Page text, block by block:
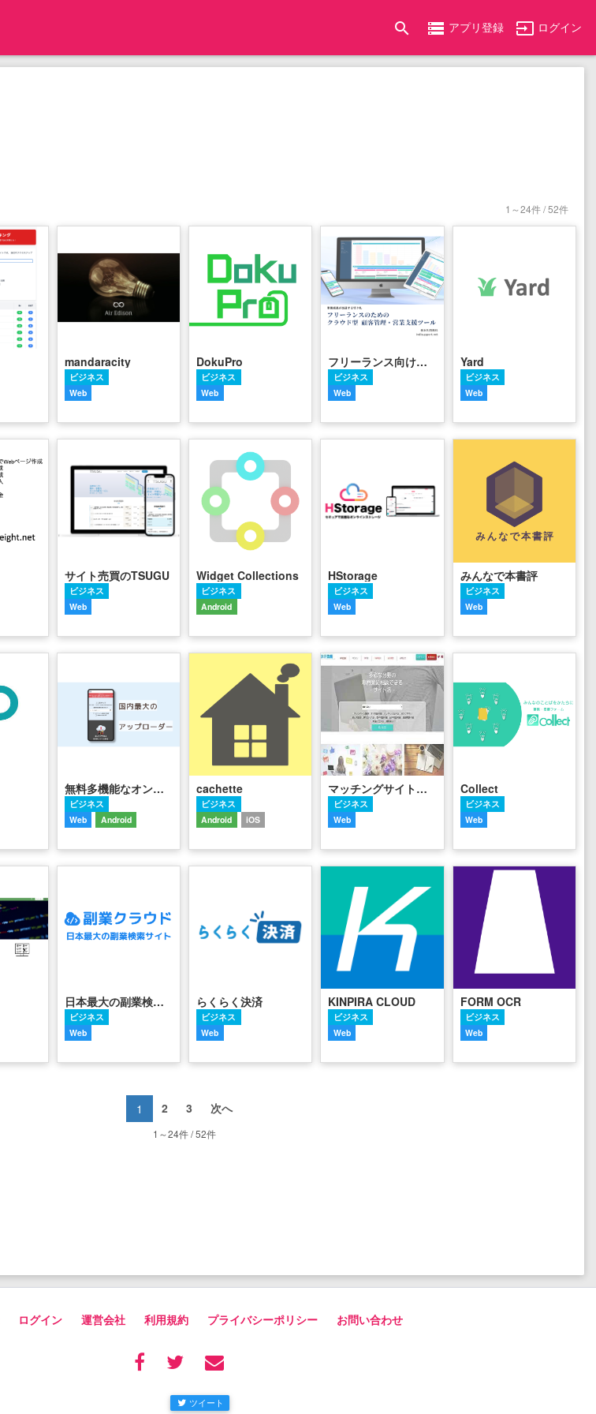
search storage アプリ登録 input ログイン
1～24件 / 52件
mandaracity
ビジネス
Web
DokuPro
ビジネス
Web
フリーランス向けの顧客管理・営業管理ツール「indiSupport」
ビジネス
Web
Yard
ビジネス
Web
サイト売買のTSUGU
ビジネス
Web
Widget Collections
ビジネス
Android
HStorage
ビジネス
Web
みんなで本書評
ビジネス
Web
無料多機能なオンラインストレージ 「EasyUploader」
ビジネス
Web
Android
cachette
ビジネス
Android
iOS
マッチングサイトに特化したワードプレステンプレート | MeetGoodOne
ビジネス
Web
Collect
ビジネス
Web
日本最大の副業検索サイト【副業クラウド】
ビジネス
Web
らくらく決済
ビジネス
Web
KINPIRA CLOUD
ビジネス
Web
FORM OCR
ビジネス
Web
1 2 3 次へ
1～24件 / 52件
ログイン 運営会社 利用規約 プライバシーポリシー お問い合わせ
ツイート